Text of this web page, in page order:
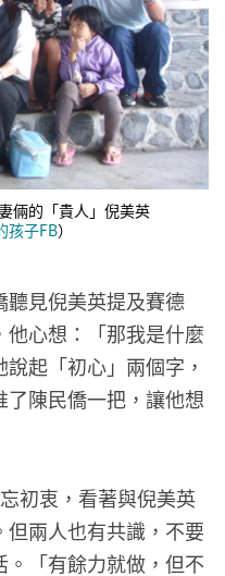
倆的「貴人」倪美英
孩子FB）
見倪美英提及賽德
心想：「那我是什麼
起「初心」兩個字，
陳民僑一把，讓他想
初衷，看著與倪美英
兩人也有共識，不要
「有餘力就做，但不